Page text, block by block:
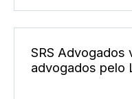
SRS
advogados pelo